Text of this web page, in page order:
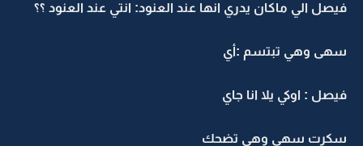
فيصل الي ماكان يدري انها عند العنود: انتي عند العنود ؟؟
سهى وهي تبتسم :أي
فيصل : اوكي يلا انا جاي
سكرت سهى وهي تضحك